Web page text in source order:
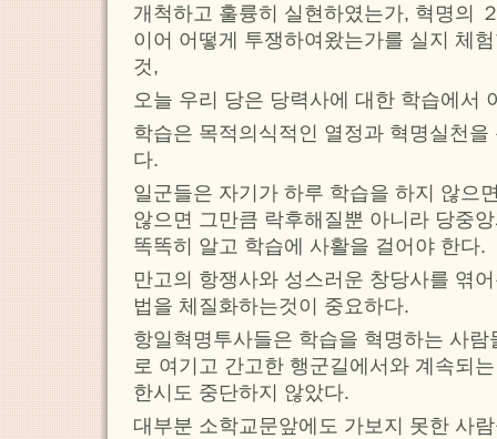
개척하고 훌륭히 실현하였는가, 혁명의
이어 어떻게 투쟁하여왔는가를 실지 체
것,
오늘 우리 당은 당력사에 대한 학습에서
학습은 목적의식적인 열정과 혁명실천
다.
일군들은 자기가 하루 학습을 하지 않으
않으면 그만큼 락후해질뿐 아니라 당중
똑똑히 알고 학습에 사활을 걸어야 한다.
만고의 항쟁사와 성스러운 창당사를 엮
법을 체질화하는것이 중요하다.
항일혁명투사들은 학습을 혁명하는 사
로 여기고 간고한 행군길에서와 계속되
한시도 중단하지 않았다.
대부분 소학교문앞에도 가보지 못한 사